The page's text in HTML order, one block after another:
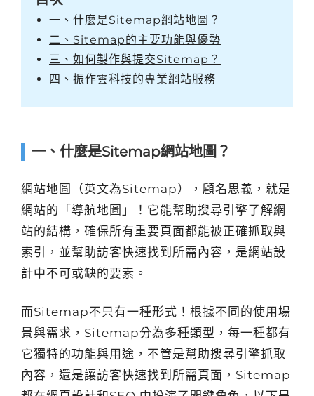
一、什麼是Sitemap網站地圖？
二、Sitemap的主要功能與優勢
三、如何製作與提交Sitemap？
四、振作雲科技的專業網站服務
一、什麼是Sitemap網站地圖？
網站地圖（英文為Sitemap），顧名思義，就是
網站的「導航地圖」！它能幫助搜尋引擎了解網
站的結構，確保所有重要頁面都能被正確抓取與
索引，並幫助訪客快速找到所需內容，是網站設
計中不可或缺的要素。
而Sitemap不只有一種形式！根據不同的使用場
景與需求，Sitemap分為多種類型，每一種都有
它獨特的功能與用途，不管是幫助搜尋引擎抓取
內容，還是讓訪客快速找到所需頁面，Sitemap